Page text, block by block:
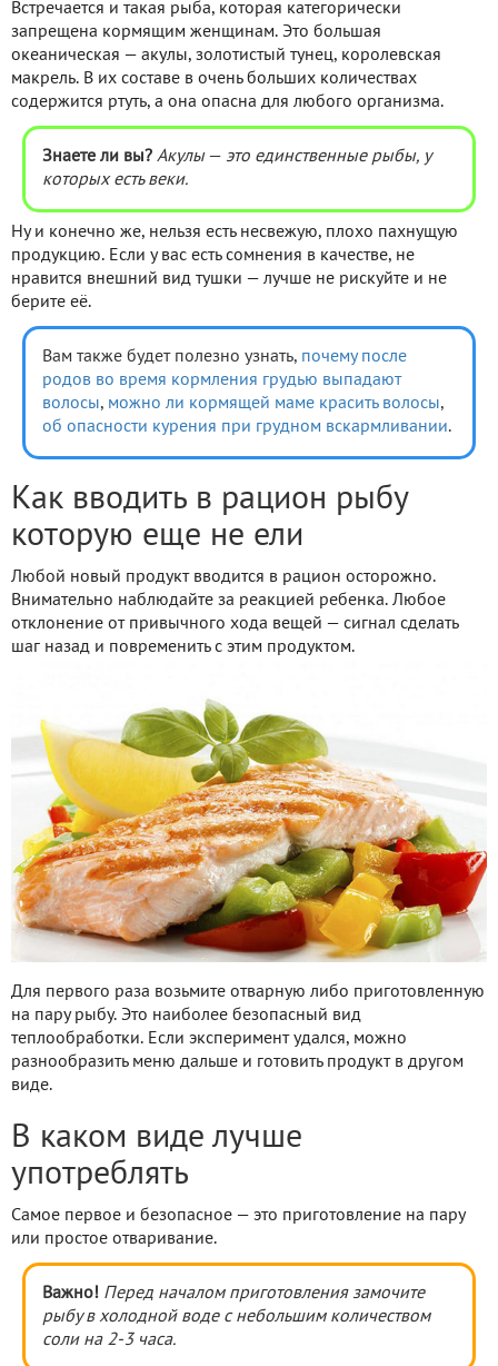
Встречается и такая рыба, которая категорически
запрещена кормящим женщинам. Это большая
океаническая — акулы, золотистый тунец, королевская
макрель. В их составе в очень больших количествах
содержится ртуть, а она опасна для любого организма.
Знаете ли вы? Акулы— это единственные рыбы, у
которых есть веки.
Ну и конечно же, нельзя есть несвежую, плохо пахнущую
продукцию. Если у вас есть сомнения в качестве, не
нравится внешний вид тушки — лучше не рискуйте и не
берите её.
Вам также будет полезно узнать, почему после
родов во время кормления грудью выпадают
волосы, можно ли кормящей маме красить волосы,
об опасности курения при грудном вскармливании.
Как вводить в рацион рыбу
которую еще не ели
Любой новый продукт вводится в рацион осторожно.
Внимательно наблюдайте за реакцией ребенка. Любое
отклонение от привычного хода вещей — сигнал сделать
шаг назад и повременить с этим продуктом.
Для первого раза возьмите отварную либо приготовленную
на пару рыбу. Это наиболее безопасный вид
теплообработки. Если эксперимент удался, можно
разнообразить меню дальше и готовить продукт в другом
виде.
В каком виде лучше
употреблять
Самое первое и безопасное — это приготовление на пару
или простое отваривание.
Важно! Перед началом приготовления замочите
рыбу в холодной воде с небольшим количеством
соли на 2-3 часа.